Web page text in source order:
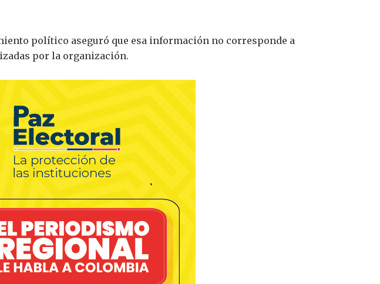
político aseguró que esa información no corresponde a
por la organización.